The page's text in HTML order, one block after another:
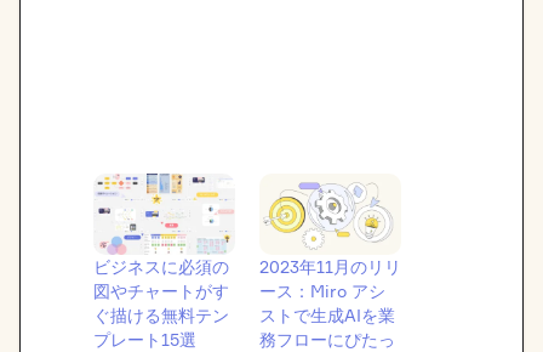
ビジネスに必須の
図やチャートがす
ぐ描ける無料テン
プレート15選
2023年11月のリリ
ース：Miro アシ
ストで生成AIを業
務フローにぴたっ